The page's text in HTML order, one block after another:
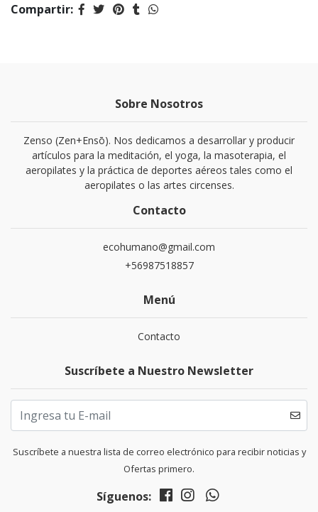
Compartir:
Sobre Nosotros
Zenso (Zen+Ensō). Nos dedicamos a desarrollar y producir
artículos para la meditación, el yoga, la masoterapia, el
aeropilates y la práctica de deportes aéreos tales como el
aeropilates o las artes circenses.
Contacto
ecohumano@gmail.com
+56987518857
Menú
Contacto
Suscríbete a Nuestro Newsletter
Suscríbete a nuestra lista de correo electrónico para recibir noticias y
Ofertas primero.
Síguenos: